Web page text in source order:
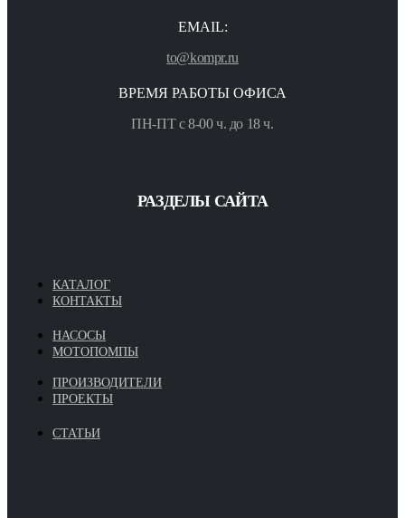
EMAIL:
to@kompr.ru
ВРЕМЯ РАБОТЫ ОФИСА
ПН-ПТ с 8-00 ч. до 18 ч.
РАЗДЕЛЫ САЙТА
КАТАЛОГ
КОНТАКТЫ
НАСОСЫ
МОТОПОМПЫ
ПРОИЗВОДИТЕЛИ
ПРОЕКТЫ
СТАТЬИ